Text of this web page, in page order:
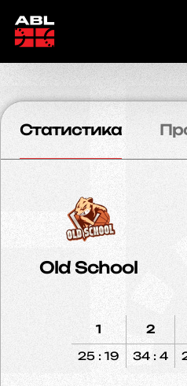
Статистика
Old School
1
25 : 19
2
34 : 4